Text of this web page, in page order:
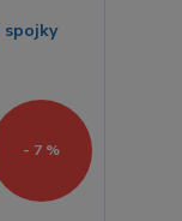
- 7 %